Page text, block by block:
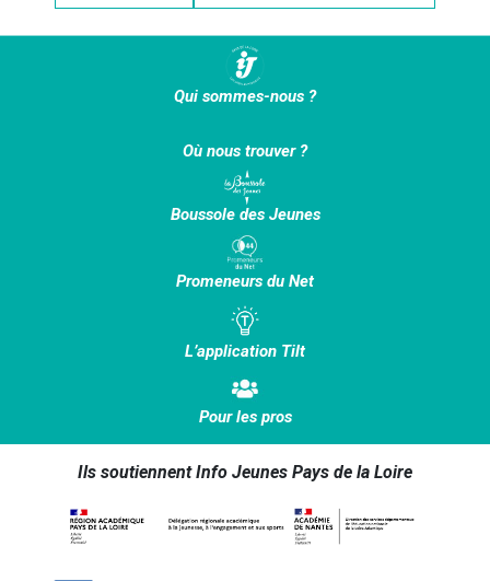
Qui sommes-nous ?
Où nous trouver ?
Boussole des Jeunes
Promeneurs du Net
L’application Tilt
Pour les pros
Ils soutiennent Info Jeunes Pays de la Loire